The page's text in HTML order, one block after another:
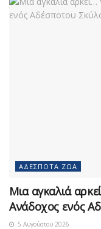
ΑΔΈΣΠΟΤΑ ΖΏΑ
Μια αγκαλιά
Ανάδοχος ενός
5 Αυγούστου 2026